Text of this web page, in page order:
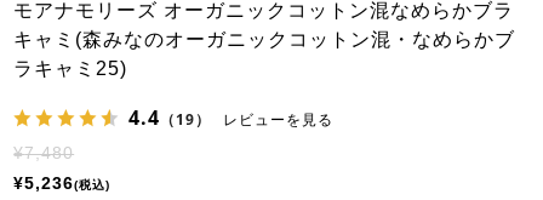
モアナモリーズ オーガニックコットン混なめらかブラ
キャミ(森みなのオーガニックコットン混・なめらかブ
ラキャミ25)
4.4 （19） レビューを見る
¥7,480
¥5,236 税込